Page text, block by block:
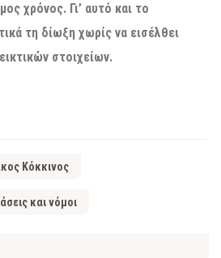
χρόνος. Γι’ αυτό και το
τη δίωξη χωρίς να εισέλθει
στοιχείων.
Κόκκινος
και νόμοι